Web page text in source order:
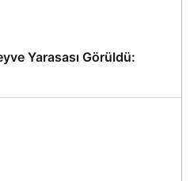
Yarasası Görüldü: